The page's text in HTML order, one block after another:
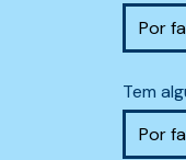
Tem